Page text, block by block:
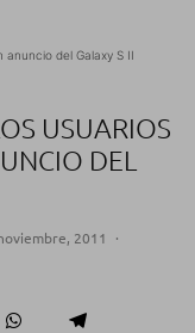
anuncio del Galaxy S II
USUARIOS
DEL
2011
·